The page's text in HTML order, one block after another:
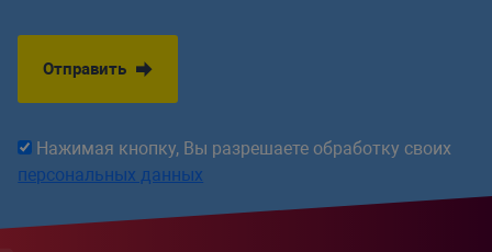
Отправить
Нажимая кнопку, Вы разрешаете обработку своих
персональных данных